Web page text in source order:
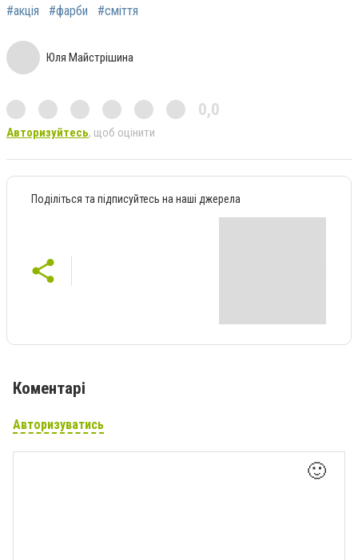
#акція #фарби #сміття
Юля Майстрішина
0,0
Авторизуйтесь, щоб оцінити
Поділіться та підписуйтесь на наші джерела
Коментарі
Авторизуватись
🙂